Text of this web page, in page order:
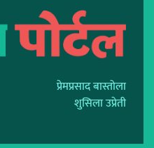
प्रेमप्रसाद बास्तोला
शुसिला उप्रेती